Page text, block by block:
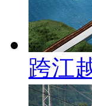
跨江